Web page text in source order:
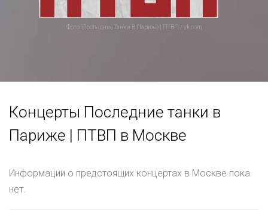
Фото: Последние Танки В Париже | ПТВП / vk.com
Концерты Последние танки в
Париже | ПТВП в Москве
Информации о предстоящих концертах в Москве пока
нет.